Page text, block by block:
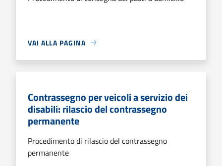
VAI ALLA PAGINA
Contrassegno per veicoli a servizio dei
disabili: rilascio del contrassegno
permanente
Procedimento di rilascio del contrassegno
permanente